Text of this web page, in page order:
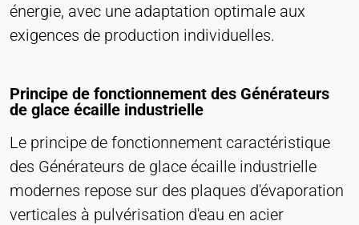
énergie, avec une adaptation optimale aux
exigences de production individuelles.
Principe de fonctionnement des Générateurs
de glace écaille industrielle
Le principe de fonctionnement caractéristique
des Générateurs de glace écaille industrielle
modernes repose sur des plaques d'évaporation
verticales à pulvérisation d'eau en acier
Leadinfo
Name:
snowplowOutQueue_#_post2,
snowplowOutQue_#_post2.expires
Provider:
Leadinfo B.V.
Purpose:
Identification de l'entreprise (B2B)